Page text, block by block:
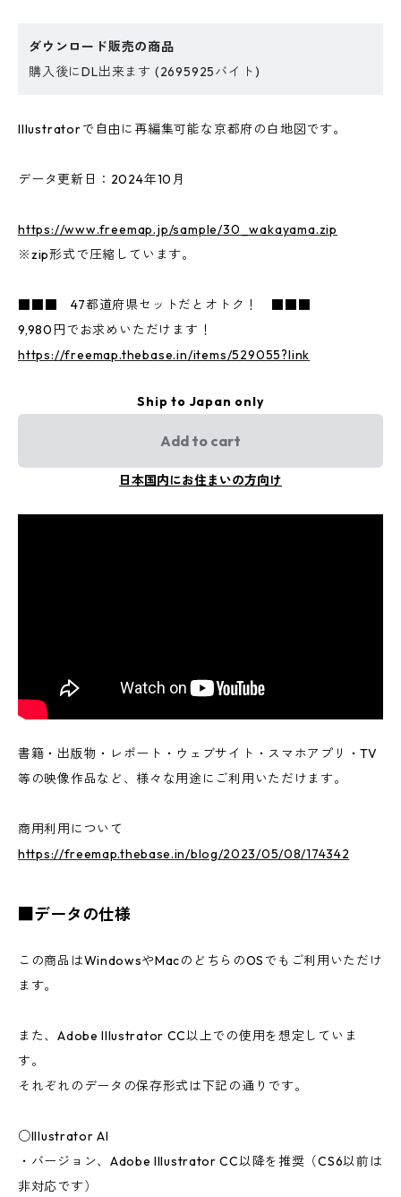
ダウンロード販売の商品
購入後にDL出来ます (2695925バイト)
Illustratorで自由に再編集可能な京都府の白地図です。
データ更新日：2024年10月
https://www.freemap.jp/sample/30_wakayama.zip
※zip形式で圧縮しています。
■■■ 47都道府県セットだとオトク！ ■■■
9,980円でお求めいただけます！
https://freemap.thebase.in/items/529055?link
Ship to Japan only
Add to cart
日本国内にお住まいの方向け
書籍・出版物・レポート・ウェブサイト・スマホアプリ・TV
等の映像作品など、様々な用途にご利用いただけます。
商用利用について
https://freemap.thebase.in/blog/2023/05/08/174342
■データの仕様
この商品はWindowsやMacのどちらのOSでもご利用いただけ
ます。
また、Adobe Illustrator CC以上での使用を想定していま
す。
それぞれのデータの保存形式は下記の通りです。
○Illustrator AI
・バージョン、Adobe Illustrator CC以降を推奨（CS6以前は
非対応です）